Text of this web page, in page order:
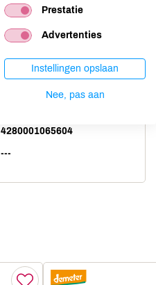
4280001065604
---
Prestatie
Advertenties
Instellingen opslaan
Nee, pas aan